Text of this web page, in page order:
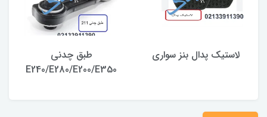
لاستیک پدال بنز سواری
طبق چدنی
E240/E280/E200/E350